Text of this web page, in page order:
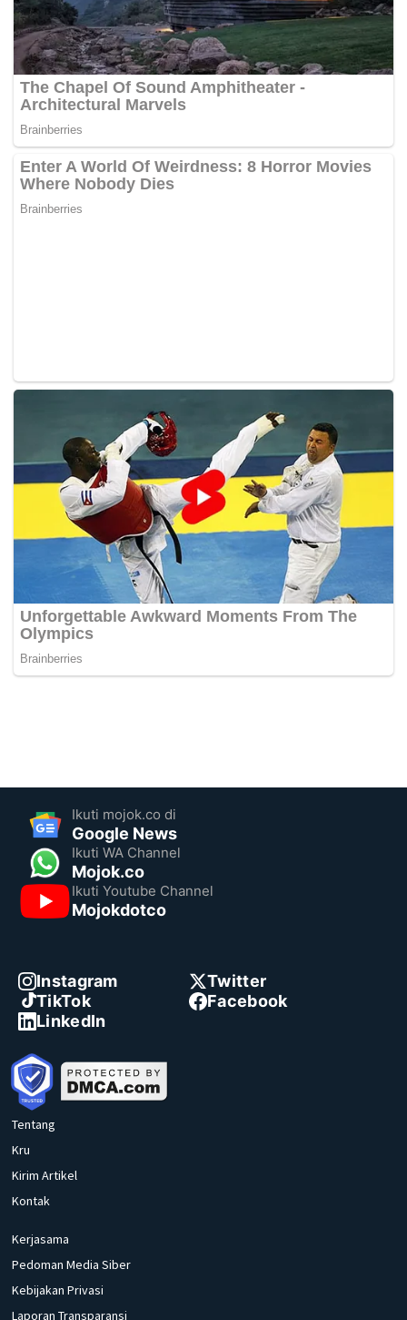
Ikuti mojok.co di
Google News
Ikuti WA Channel
Mojok.co
Ikuti Youtube Channel
Mojokdotco
Instagram
Twitter
TikTok
Facebook
LinkedIn
Tentang
Kru
Kirim Artikel
Kontak
Kerjasama
Pedoman Media Siber
Kebijakan Privasi
Laporan Transparansi